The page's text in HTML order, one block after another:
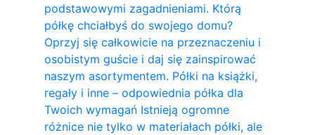
podstawowymi zagadnieniami. Którą
półkę chciałbyś do swojego domu?
Oprzyj się całkowicie na przeznaczeniu i
osobistym guście i daj się zainspirować
naszym asortymentem. Półki na książki,
regały i inne – odpowiednia półka dla
Twoich wymagań Istnieją ogromne
różnice nie tylko w materiałach półki, ale